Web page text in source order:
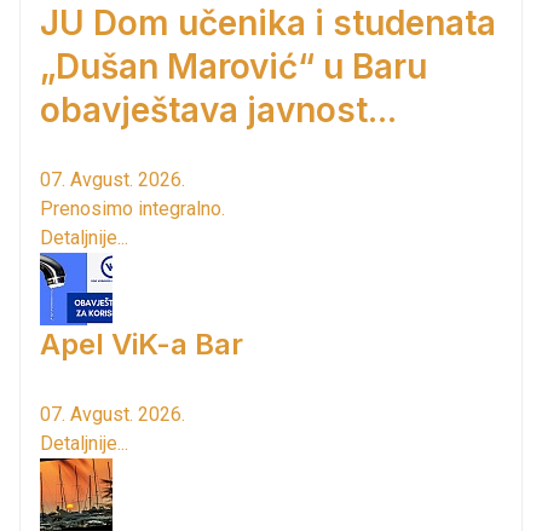
JU Dom učenika i studenata
„Dušan Marović“ u Baru
obavještava javnost...
07. Avgust. 2026.
Prenosimo integralno.
Detaljnije...
Apel ViK-a Bar
07. Avgust. 2026.
Detaljnije...